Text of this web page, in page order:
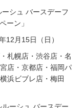
ーシュ バースデーフ
ーン」
12月15日（日）
札幌店・渋谷店・名
店・京都店・福岡パ
浜ビブレ店・梅田